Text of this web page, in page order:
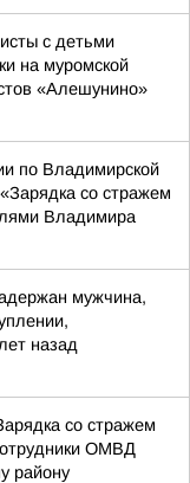
с детьми
на муромской
«Алешунино»
по Владимирской
со стражем
Владимира
мужчина,
назад
со стражем
ОМВД
району